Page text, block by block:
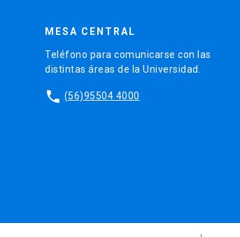
MESA CENTRAL
Teléfono para comunicarse con las
distintas áreas de la Universidad.
phone (56)95504 4000